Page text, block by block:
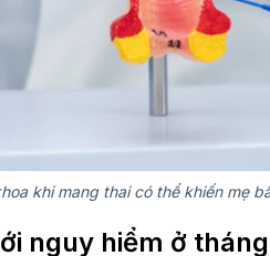
khi mang thai có thể khiến mẹ
nguy hiểm ở